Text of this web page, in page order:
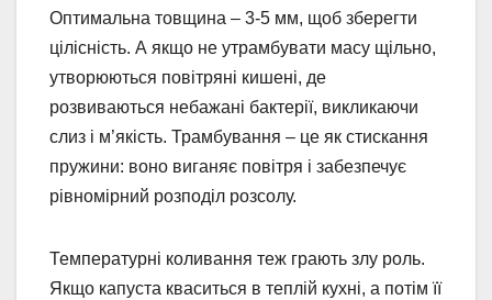
Оптимальна товщина – 3-5 мм, щоб зберегти
цілісність. А якщо не утрамбувати масу щільно,
утворюються повітряні кишені, де
розвиваються небажані бактерії, викликаючи
слиз і м’якість. Трамбування – це як стискання
пружини: воно виганяє повітря і забезпечує
рівномірний розподіл розсолу.
Температурні коливання теж грають злу роль.
Якщо капуста кваситься в теплій кухні, а потім її